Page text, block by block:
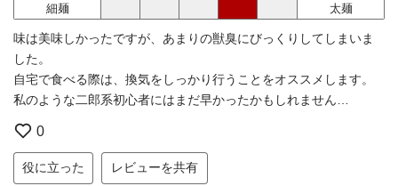
細麺 太麺
味は美味しかったですが、あまりの獣臭にびっくりしてしまいま
した。
自宅で食べる際は、換気をしっかり行うことをオススメします。
私のような二郎系初心者にはまだ早かったかもしれません…
0
役に立った レビューを共有